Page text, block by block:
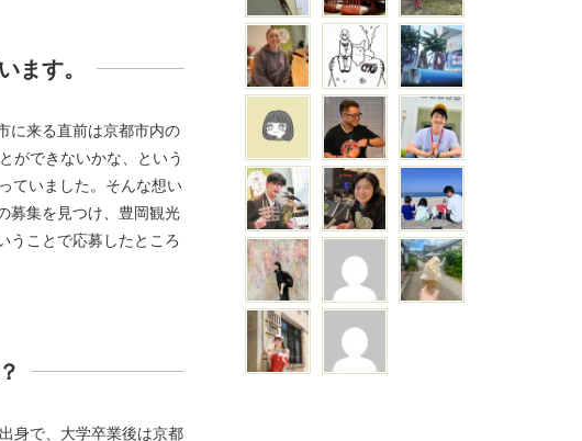
ます。
に来る直前は京都市内の
ができないかな、という
ていました。そんな想い
募集を見つけ、豊岡観光
うことで応募したところ
身で、大学卒業後は京都